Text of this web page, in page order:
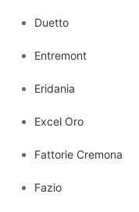
Duetto
Entremont
Eridania
Excel Oro
Fattorie Cremona
Fazio